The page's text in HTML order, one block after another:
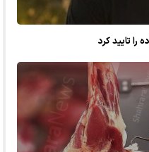
تایید کرد